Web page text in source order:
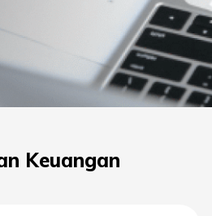
Keuangan